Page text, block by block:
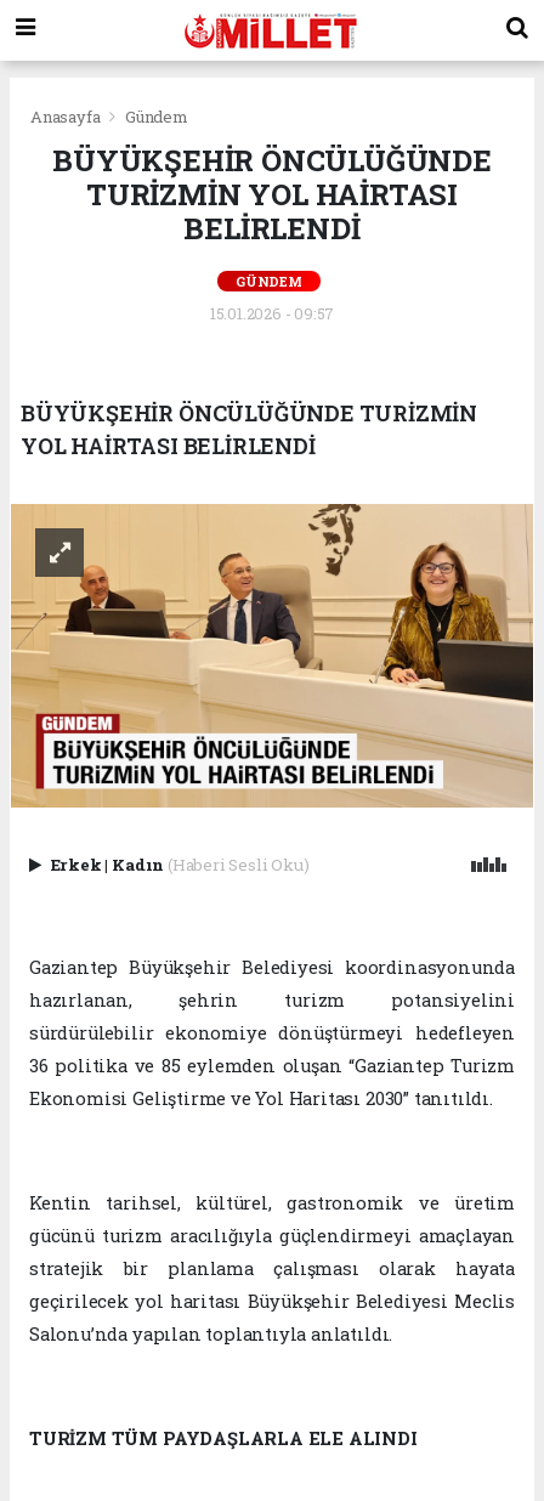
Anasayfa Gündem
BÜYÜKŞEHİR ÖNCÜLÜĞÜNDE
TURİZMİN YOL HAİRTASI
BELİRLENDİ
GÜNDEM
15.01.2026 - 09:57
BÜYÜKŞEHİR ÖNCÜLÜĞÜNDE TURİZMİN
YOL HAİRTASI BELİRLENDİ
Erkek| Kadın (Haberi Sesli Oku)
Gaziantep Büyükşehir Belediyesi koordinasyonunda
hazırlanan, şehrin turizm potansiyelini
sürdürülebilir ekonomiye dönüştürmeyi hedefleyen
36 politika ve 85 eylemden oluşan “Gaziantep Turizm
Ekonomisi Geliştirme ve Yol Haritası 2030” tanıtıldı.
Kentin tarihsel, kültürel, gastronomik ve üretim
gücünü turizm aracılığıyla güçlendirmeyi amaçlayan
stratejik bir planlama çalışması olarak hayata
geçirilecek yol haritası Büyükşehir Belediyesi Meclis
Salonu’nda yapılan toplantıyla anlatıldı.
TURİZM TÜM PAYDAŞLARLA ELE ALINDI